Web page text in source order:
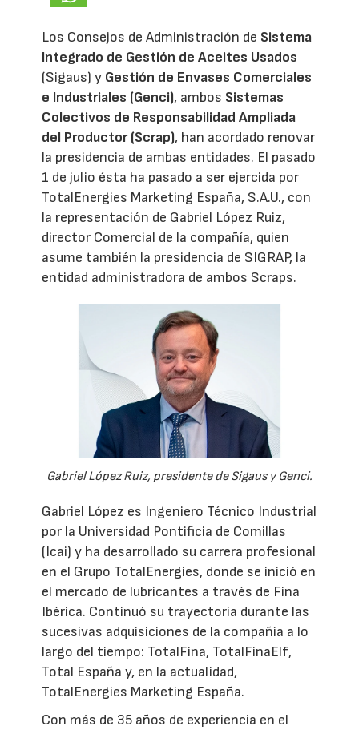
Los Consejos de Administración de Sistema
Integrado de Gestión de Aceites Usados
(Sigaus) y Gestión de Envases Comerciales
e Industriales (Genci), ambos Sistemas
Colectivos de Responsabilidad Ampliada
del Productor (Scrap), han acordado renovar
la presidencia de ambas entidades. El pasado
1 de julio ésta ha pasado a ser ejercida por
TotalEnergies Marketing España, S.A.U., con
la representación de Gabriel López Ruiz,
director Comercial de la compañía, quien
asume también la presidencia de SIGRAP, la
entidad administradora de ambos Scraps.
Gabriel López Ruiz, presidente de Sigaus y Genci.
Gabriel López es Ingeniero Técnico Industrial
por la Universidad Pontificia de Comillas
(Icai) y ha desarrollado su carrera profesional
en el Grupo TotalEnergies, donde se inició en
el mercado de lubricantes a través de Fina
Ibérica. Continuó su trayectoria durante las
sucesivas adquisiciones de la compañía a lo
largo del tiempo: TotalFina, TotalFinaElf,
Total España y, en la actualidad,
TotalEnergies Marketing España.
Con más de 35 años de experiencia en el